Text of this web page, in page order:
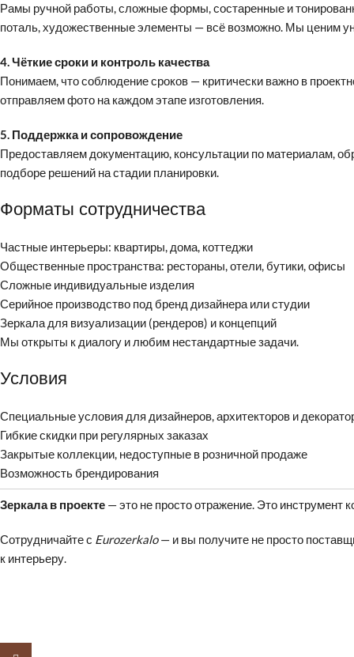
Рамы ручной работы, сложные формы, состаренные и
поталь, художественные элементы — всё возможно. Мы ценим
4. Чёткие сроки и контроль качества
Понимаем, что соблюдение сроков — критически важно в
отправляем фото на каждом этапе изготовления.
5. Поддержка и сопровождение
Предоставляем документацию, консультации по материалам,
подборе решений на стадии планировки.
Форматы сотрудничества
Частные интерьеры: квартиры, дома, коттеджи
Общественные пространства: рестораны, отели, бутики, офисы
Сложные индивидуальные изделия
Серийное производство под бренд дизайнера или студии
Зеркала для визуализации (рендеров) и концепций
Мы открыты к диалогу и любим нестандартные задачи.
Условия
Специальные условия для дизайнеров, архитекторов и
Гибкие скидки при регулярных заказах
Закрытые коллекции, недоступные в розничной продаже
Возможность брендирования
Зеркала в проекте — это не просто отражение. Это инструмент
Сотрудничайте с Eurozerkalo— и вы получите не просто
к интерьеру.